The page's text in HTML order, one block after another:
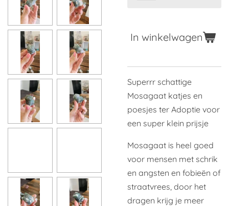
In winkelwagen
Superrr schattige
Mosagaat katjes en
poesjes ter Adoptie voor
een super klein prijsje
Mosagaat is heel goed
voor mensen met schrik
en angsten en fobieën of
straatvrees, door het
dragen krijg je meer